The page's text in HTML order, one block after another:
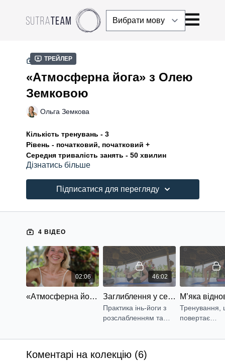
Трейлер
КОЛЕКЦІЯ
«Атмосферна йога» з Олею
Земковою
Ольга Земкова
Кількість тренувань - 3
Рівень - початковий, початковий +
Середня тривалість занять - 50 хвилин
Оля Земкова записала під час свого кількамісячного
перебування на Балі. Вони просочені настроєм
Прості пранаями допомагають усвідомити себе тут і
мобілізують м’язи, суглоби та фасції. Цей курс
повною мірою демонструє, наскільки наш
внутрішній стан залежить від того, як працює тіло.
Через прогини ми вчимося відкриватися світові,
м’які вправи на розтягнення і статичні форми
допомагають проживати емоції, а асани на певні
групи м’язів вмикають якості, що необхідні в
конкретну мить життя. «Атмосферна йога» - це
Дізнатись більше
Підписатися для перегляду
4 ВІДЕО
02:06
«Атмосферна йога» з Олею Земковою
46:02
Заглиблення у себе
Практика інь-йоги з
розслабленням та
формами асан.
Тренування,
повертає
тіла, його
Коментарі на колекцію (6)